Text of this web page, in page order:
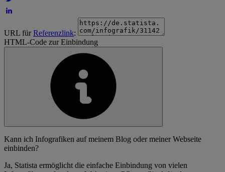
URL fürReferenzlink:
HTML-Code zur Einbindung
Kann ich Infografiken auf meinem Blog oder meiner Webseite
einbinden?
Ja, Statista ermöglicht die einfache Einbindung von vielen